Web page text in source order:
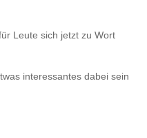
Leute sich jetzt zu Wort
interessantes dabei sein